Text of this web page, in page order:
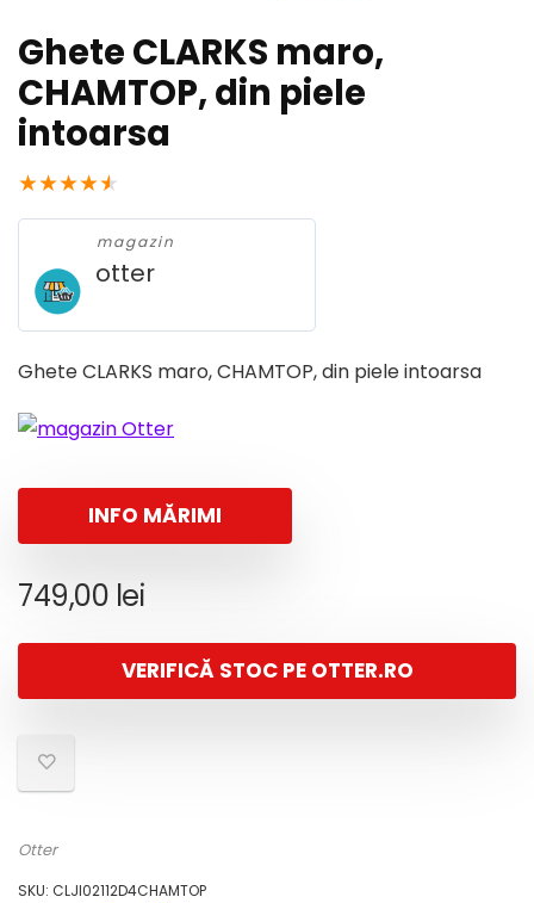
Ghete CLARKS maro,
CHAMTOP, din piele
intoarsa
★★★★★
magazin
otter
Ghete CLARKS maro, CHAMTOP, din piele intoarsa
INFO MĂRIMI
749,00 lei
VERIFICĂ STOC PE OTTER.RO
Otter
SKU: CLJI02112D4CHAMTOP